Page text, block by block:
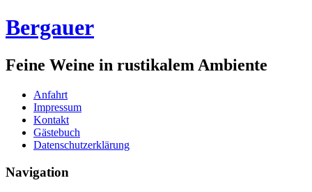
Bergauer
Feine Weine in rustikalem Ambiente
Anfahrt
Impressum
Kontakt
Gästebuch
Datenschutzerklärung
Navigation